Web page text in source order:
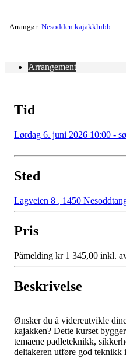
Arrangør: Nesodden kajakklubb
Arrangement
Tid
Lørdag 6. juni 2026 10:00 -
Sted
Lagveien 8 , 1450
Pris
Påmelding kr 1 345,00 inkl.
Beskrivelse
Ønsker du å videreutvikle
kajakken? Dette kurset
temaene padleteknikk,
deltakeren utføre god teknikk